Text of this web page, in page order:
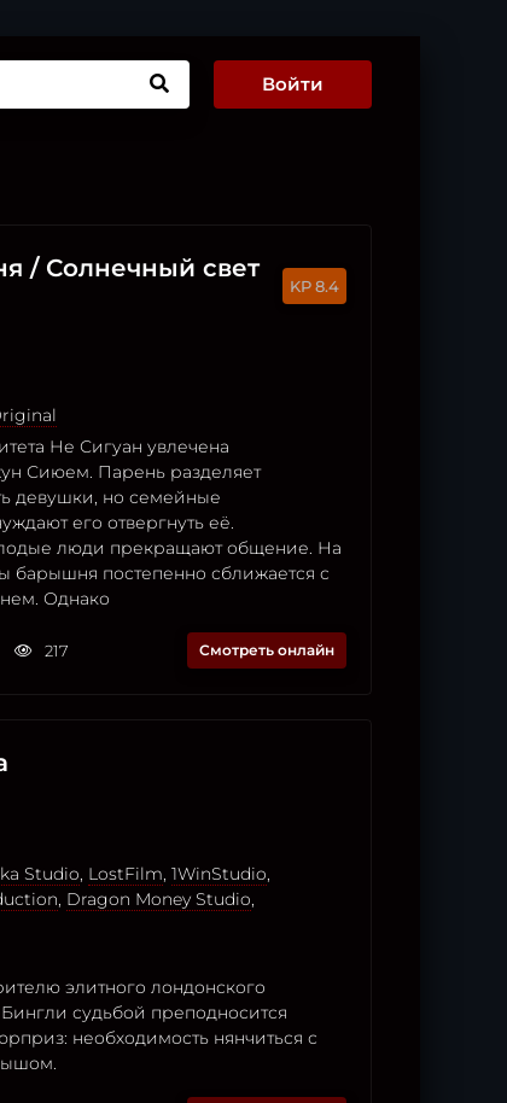
Войти
/ Солнечный свет
8.4
Не Сигуан увлечена
Сиюем. Парень разделяет
девушки, но семейные
его отвергнуть её.
люди прекращают общение. На
барышня постепенно сближается с
Однако
217 Смотреть онлайн
Studio, LostFilm, 1WinStudio,
, Dragon Money Studio,
элитного лондонского
судьбой преподносится
необходимость нянчиться с